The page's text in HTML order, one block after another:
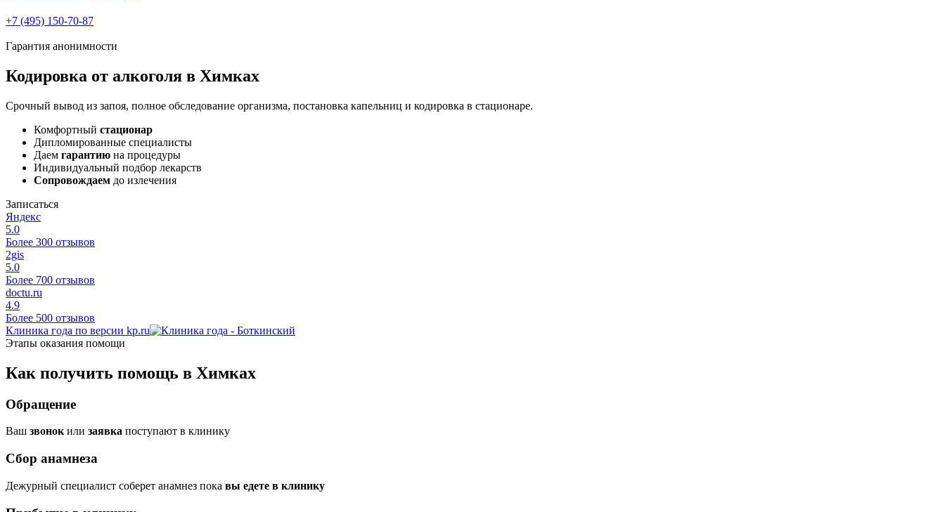
+7 (495) 150-70-87
Гарантия анонимности
Кодировка от алкоголя в Химках
Срочный вывод из запоя, полное обследование организма, постановка капельниц и кодировка в стационаре.
Комфортный стационар
Дипломированные специалисты
Даем гарантию на процедуры
Индивидуальный подбор лекарств
Сопровождаем до излечения
Записаться
Яндекс
5.0
Более 300 отзывов
2gis
5.0
Более 700 отзывов
doctu.ru
4.9
Более 500 отзывов
Клиника года по версии kp.ru
Этапы оказания помощи
Как получить помощь в Химках
Обращение
Ваш звонокили заявка поступают в клинику
Сбор анамнеза
Дежурный специалист соберет анамнез пока вы едете в клинику